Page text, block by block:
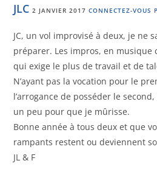
JLC 2 JANVIER 2017 CONNECTEZ-VOUS
JC, un vol improvisé à deux, je ne
préparer. Les impros, en musique
qui exige le plus de travail et de
N’ayant pas la vocation pour le
l’arrogance de posséder le
un peu pour que je mûrisse.
Bonne année à tous deux et que
rampants restent ou deviennent
JL & F